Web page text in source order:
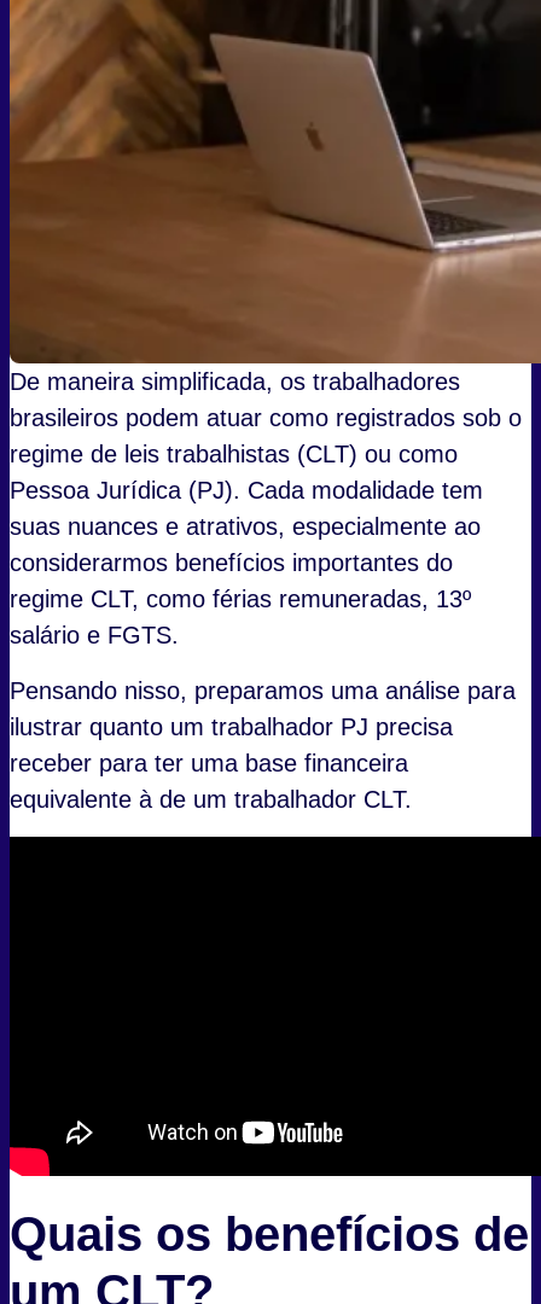
De maneira simplificada, os trabalhadores
brasileiros podem atuar como registrados sob o
regime de leis trabalhistas (CLT) ou como
Pessoa Jurídica (PJ). Cada modalidade tem
suas nuances e atrativos, especialmente ao
considerarmos benefícios importantes do
regime CLT, como férias remuneradas, 13º
salário e FGTS.
Pensando nisso, preparamos uma análise para
ilustrar quanto um trabalhador PJ precisa
receber para ter uma base financeira
equivalente à de um trabalhador CLT.
Quais os benefícios de
um CLT?